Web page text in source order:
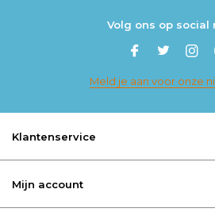
Volg ons op social
Meld je aan voor onze
Klantenservice
Mijn account